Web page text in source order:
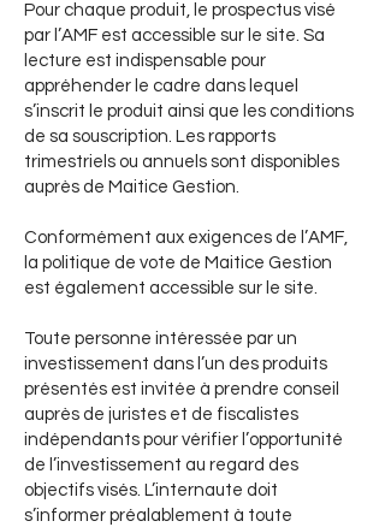
Pour chaque produit, le prospectus visé
par l’AMF est accessible sur le site. Sa
lecture est indispensable pour
appréhender le cadre dans lequel
s’inscrit le produit ainsi que les conditions
de sa souscription. Les rapports
trimestriels ou annuels sont disponibles
auprès de Maitice Gestion.
Conformément aux exigences de l’AMF,
la politique de vote de Maitice Gestion
est également accessible sur le site.
Toute personne intéressée par un
investissement dans l’un des produits
présentés est invitée à prendre conseil
auprès de juristes et de fiscalistes
indépendants pour vérifier l’opportunité
de l’investissement au regard des
objectifs visés. L’internaute doit
s’informer préalablement à toute